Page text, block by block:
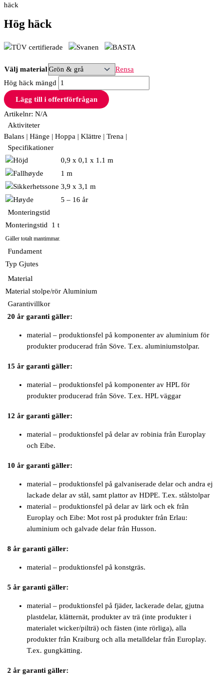
häck
Hög häck
Välj material
Rensa
Hög häck mängd
Lägg till i offertförfrågan
Artikelnr: N/A
Aktiviteter
Balans | Hänge | Hoppa | Klättre | Trena |
Specifikationer
0,9 x 0,1 x 1.1 m
1 m
3,9 x 3,1 m
5 – 16 år
Monteringstid
Monteringstid
1 t
Gäller totalt mantimmar.
Fundament
Typ Gjutes
Material
Material stolpe/rör Aluminium
Garantivillkor
20 år garanti gäller:
material – produktionsfel på komponenter av aluminium för
produkter producerad från Söve. T.ex. aluminiumstolpar.
15 år garanti gäller:
material – produktionsfel på komponenter av HPL för
produkter producerad från Söve. T.ex. HPL väggar
12 år garanti gäller:
material – produktionsfel på delar av robinia från Europlay
och Eibe.
10 år garanti gäller:
material – produktionsfel på galvaniserade delar och andra ej
lackade delar av stål, samt plattor av HDPE. T.ex. stålstolpar
material – produktionsfel på delar av lärk och ek från
Europlay och Eibe: Mot rost på produkter från Erlau:
aluminium och galvade delar från Husson.
8 år garanti gäller:
material – produktionsfel på konstgräs.
5 år garanti gäller:
material – produktionsfel på fjäder, lackerade delar, gjutna
plastdelar, klätternät, produkter av trä (inte produkter i
materialet wicker/pilträ) och fästen (inte rörliga), alla
produkter från Kraiburg och alla metalldelar från Europlay.
T.ex. gungkätting.
2 år garanti gäller: